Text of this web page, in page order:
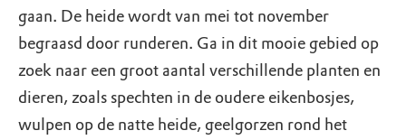
gaan. De heide wordt van mei tot november
begraasd door runderen. Ga in dit mooie gebied op
zoek naar een groot aantal verschillende planten en
dieren, zoals spechten in de oudere eikenbosjes,
wulpen op de natte heide, geelgorzen rond het